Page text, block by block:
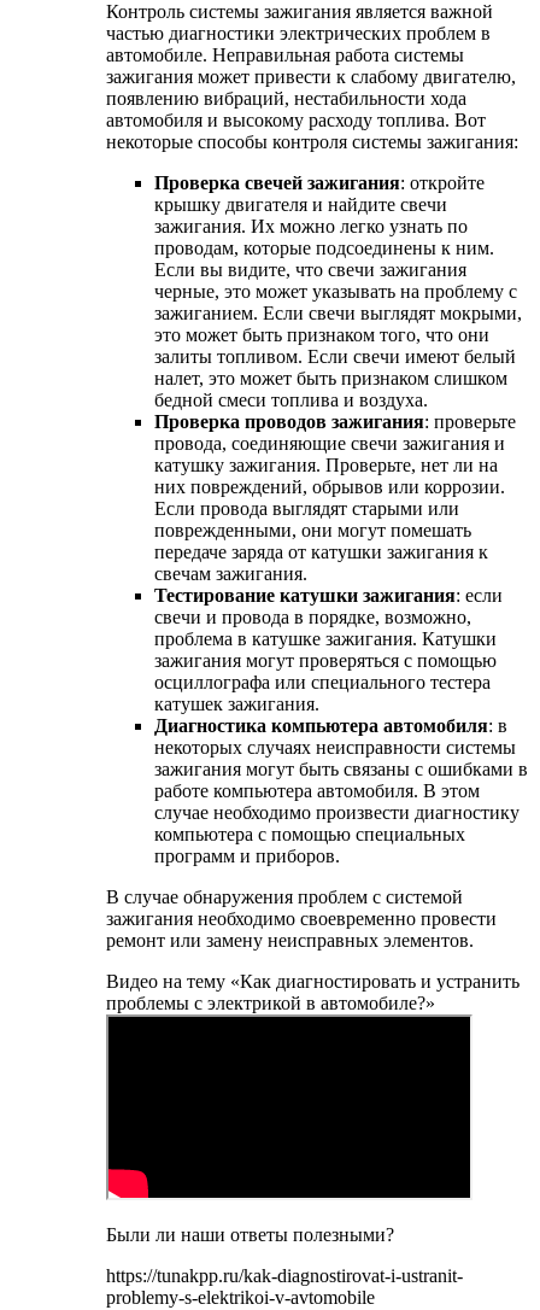
Контроль системы зажигания является важной
частью диагностики электрических проблем в
автомобиле. Неправильная работа системы
зажигания может привести к слабому двигателю,
появлению вибраций, нестабильности хода
автомобиля и высокому расходу топлива. Вот
некоторые способы контроля системы зажигания:
Проверка свечей зажигания: откройте
крышку двигателя и найдите свечи
зажигания. Их можно легко узнать по
проводам, которые подсоединены к ним.
Если вы видите, что свечи зажигания
черные, это может указывать на проблему с
зажиганием. Если свечи выглядят мокрыми,
это может быть признаком того, что они
залиты топливом. Если свечи имеют белый
налет, это может быть признаком слишком
бедной смеси топлива и воздуха.
Проверка проводов зажигания: проверьте
провода, соединяющие свечи зажигания и
катушку зажигания. Проверьте, нет ли на
них повреждений, обрывов или коррозии.
Если провода выглядят старыми или
поврежденными, они могут помешать
передаче заряда от катушки зажигания к
свечам зажигания.
Тестирование катушки зажигания: если
свечи и провода в порядке, возможно,
проблема в катушке зажигания. Катушки
зажигания могут проверяться с помощью
осциллографа или специального тестера
катушек зажигания.
Диагностика компьютера автомобиля: в
некоторых случаях неисправности системы
зажигания могут быть связаны с ошибками в
работе компьютера автомобиля. В этом
случае необходимо произвести диагностику
компьютера с помощью специальных
программ и приборов.
В случае обнаружения проблем с системой
зажигания необходимо своевременно провести
ремонт или замену неисправных элементов.
Видео на тему «Как диагностировать и устранить
проблемы с электрикой в автомобиле?»
Были ли наши ответы полезными?
https://tunakpp.ru/kak-diagnostirovat-i-ustranit-
problemy-s-elektrikoi-v-avtomobile